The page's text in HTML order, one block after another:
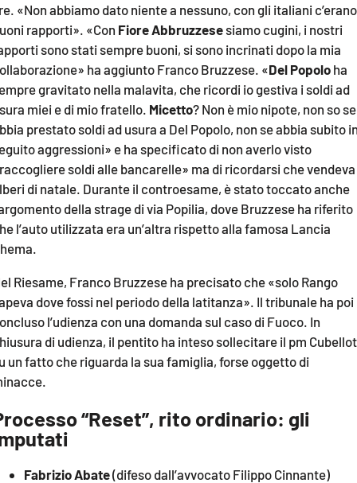
«Non abbiamo dato niente a nessuno, con gli italiani c’erano
rapporti». «Con Fiore Abbruzzesesiamo cugini, i nostri
sono stati sempre buoni, si sono incrinati dopo la mia
ha aggiunto Franco Bruzzese. «Del Popolo ha
gravitato nella malavita, che ricordi io gestiva i soldi ad
miei e di mio fratello. Micetto? Non è mio nipote, non so se
prestato soldi ad usura a Del Popolo, non se abbia subito
aggressioni» e ha specificato di non averlo visto
soldi alle bancarelle» ma di ricordarsi che vendeva
di natale. Durante il controesame, è stato toccato anche
della strage di via Popilia, dove Bruzzese ha riferito
l’auto utilizzata era un’altra rispetto alla famosa Lancia
Riesame, Franco Bruzzese ha precisato che «solo Rango
dove fossi nel periodo della latitanza». Il tribunale ha poi
l’udienza con una domanda sul caso di Fuoco. In
di udienza, il pentito ha inteso sollecitare il pm
un fatto che riguarda la sua famiglia, forse oggetto di
“Reset”, rito ordinario: gli
Fabrizio Abate(difeso dall’avvocato Filippo Cinnante)